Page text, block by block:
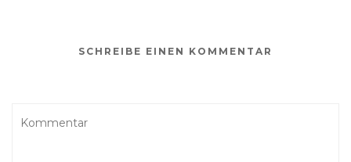
SCHREIBE EINEN KOMMENTAR